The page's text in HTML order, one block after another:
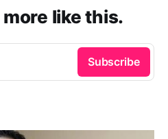
like this.
Subscribe